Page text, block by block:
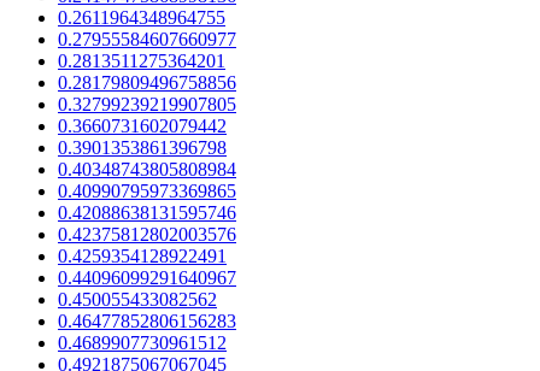
0.2611964348964755
0.27955584607660977
0.2813511275364201
0.28179809496758856
0.32799239219907805
0.3660731602079442
0.3901353861396798
0.40348743805808984
0.40990795973369865
0.42088638131595746
0.42375812802003576
0.4259354128922491
0.44096099291640967
0.450055433082562
0.46477852806156283
0.4689907730961512
0.4921875067067045